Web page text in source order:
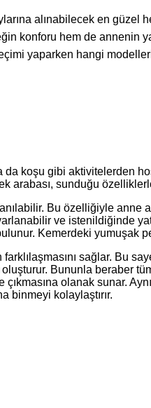
alınabilecek en güzel
konforu hem de annenin
yaparken hangi
koşu gibi aktivitelerden
arabası, sunduğu
Bu özelliğiyle anne
ve istenildiğinde
Kemerdeki yumuşak
sağlar. Bu
Bununla beraber
olanak sunar.
binmeyi kolaylaştırır.